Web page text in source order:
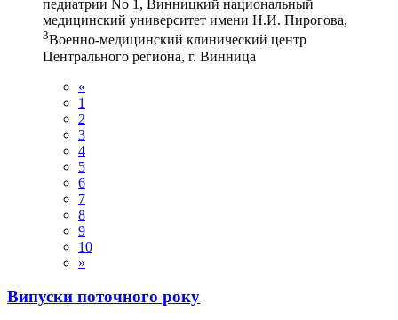
педиатрии No 1, Винницкий национальный
медицинский университет имени Н.И. Пирогова,
3Военно-медицинский клинический центр
Центрального региона, г. Винница
«
1
2
3
4
5
6
7
8
9
10
»
Випуски поточного року